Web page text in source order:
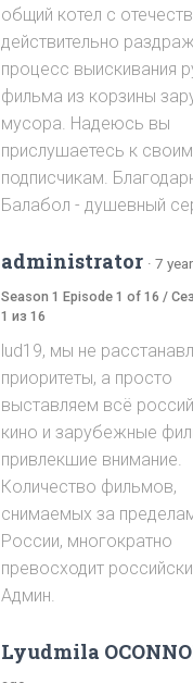
общий котел с
действительно
процесс выискивания
фильма из корзины
мусора. Надеюсь вы
прислушаетесь к своим
подписчикам.
Балабол - душевный
administrator · 7
Season 1 Episode 1 of 16 /
1 из 16
lud19, мы не
приоритеты, а просто
выставляем всё
кино и зарубежные
привлекшие внимание.
Количество фильмов,
снимаемых за
России, многократно
превосходит
Админ.
Lyudmila